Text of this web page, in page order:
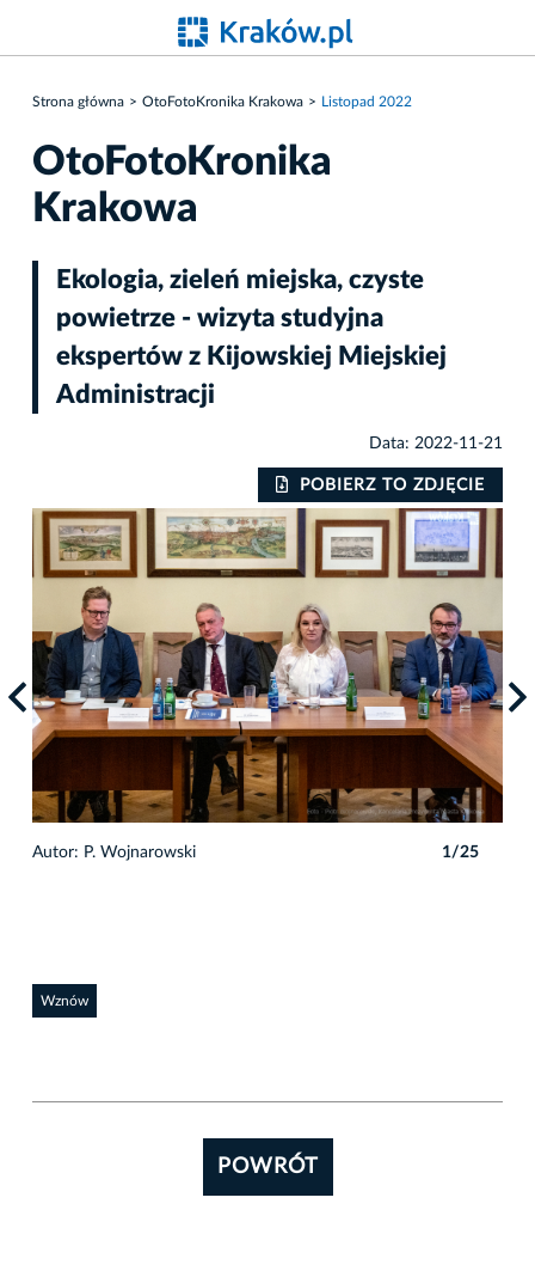
Strona główna OtoFotoKronika Krakowa Listopad 2022
OtoFotoKronika
Krakowa
Ekologia, zieleń miejska, czyste
powietrze - wizyta studyjna
ekspertów z Kijowskiej Miejskiej
Administracji
Data: 2022-11-21
POBIERZ TO ZDJĘCIE
Autor: P. Wojnarowski 1/25
Wznów
POWRÓT